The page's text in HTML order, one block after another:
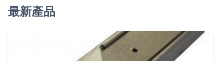
最新產品